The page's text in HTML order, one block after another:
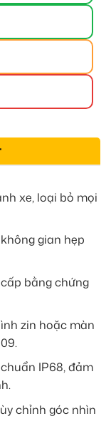
xe, loại bỏ mọi
gian hẹp
bằng chứng
zin hoặc màn
IP68, đảm
chỉnh góc nhìn